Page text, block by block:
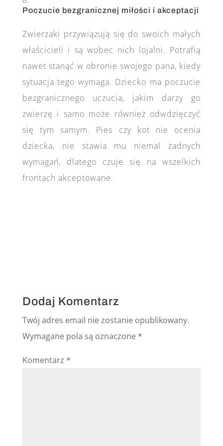
Poczucie bezgranicznej miłości i akceptacji
Zwierzaki przywiązują się do swoich małych
właścicieli i są wobec nich lojalni. Potrafią
nawet stanąć w obronie swojego pana, kiedy
sytuacja tego wymaga. Dziecko ma poczucie
bezgranicznego uczucia, jakim darzy go
zwierzę i samo może również odwdzięczyć
się tym samym. Pies czy kot nie ocenia
dziecka, nie stawia mu niemal żadnych
wymagań, dlatego czuje się na wszelkich
frontach akceptowane.
Dodaj Komentarz
Twój adres email nie zostanie opublikowany.
Wymagane pola są oznaczone *
Komentarz *